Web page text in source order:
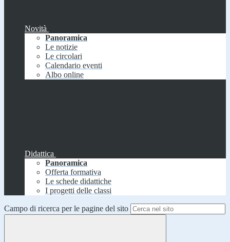
Novità
Panoramica
Le notizie
Le circolari
Calendario eventi
Albo online
Didattica
Panoramica
Offerta formativa
Le schede didattiche
I progetti delle classi
Campo di ricerca per le pagine del sito